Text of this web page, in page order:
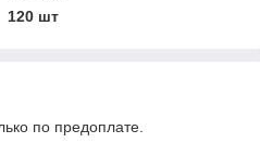
120 шт
по предоплате.